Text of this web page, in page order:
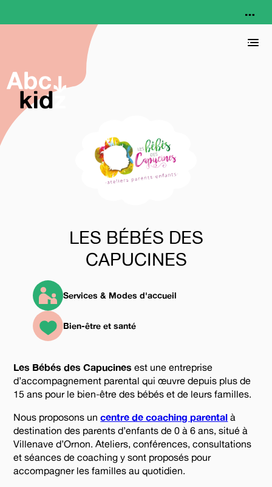
LES BÉBÉS DES
CAPUCINES
Bien-être et santé
Services & Modes d'accueil
Les Bébés des Capucines est une entreprise
d’accompagnement parental qui œuvre depuis plus de
15 ans pour le bien-être des bébés et de leurs familles.
Nous proposons uncentre de coaching parental à
destination des parents d’enfants de 0 à 6 ans, situé à
Villenave d’Ornon. Ateliers, conférences, consultations
et séances de coaching y sont proposés pour
accompagner les familles au quotidien.